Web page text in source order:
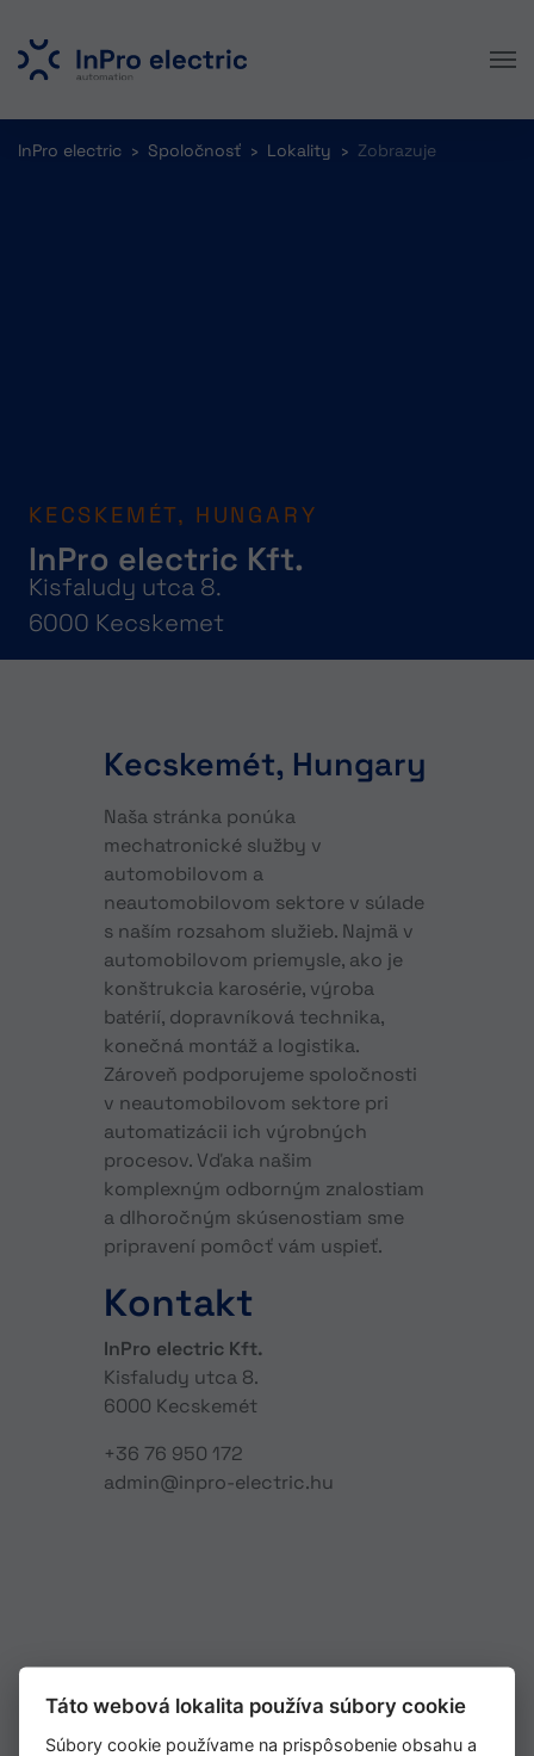
InPro electric Spoločnosť Lokality Zobrazuje
KECSKEMÉT, HUNGARY
InPro electric Kft.
Kisfaludy utca 8.
6000 Kecskemet
Kecskemét, Hungary
Naša stránka ponúka
mechatronické služby v
automobilovom a
neautomobilovom sektore v súlade
s naším rozsahom služieb. Najmä v
automobilovom priemysle, ako je
konštrukcia karosérie, výroba
batérií, dopravníková technika,
konečná montáž a logistika.
Zároveň podporujeme spoločnosti
v neautomobilovom sektore pri
automatizácii ich výrobných
procesov. Vďaka našim
komplexným odborným znalostiam
a dlhoročným skúsenostiam sme
pripravení pomôcť vám uspieť.
Kontakt
InPro electric Kft.
Kisfaludy utca 8.
6000 Kecskemét
+36 76 950 172
admin@inpro-electric.hu
Location
Táto webová lokalita používa súbory cookie
Súbory cookie používame na prispôsobenie obsahu a